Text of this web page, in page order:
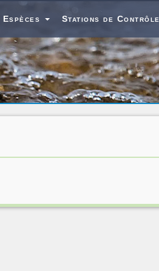
Espèces Stations de Contrôle